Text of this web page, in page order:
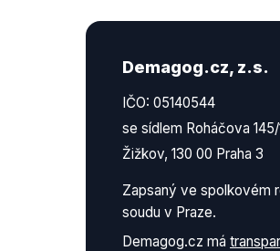
Demagog.cz, z.s.
IČO: 05140544
se sídlem Roháčova 145/
Žižkov, 130 00 Praha 3
Zapsaný ve spolkovém
soudu v Praze.
Demagog.cz má